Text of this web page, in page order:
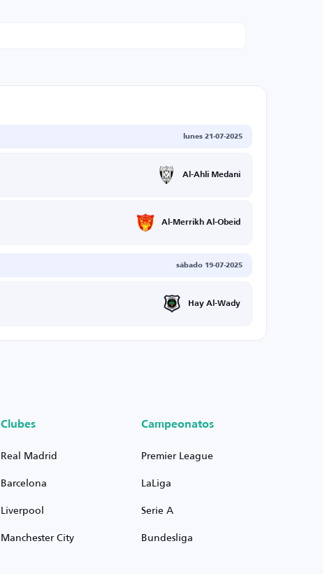
lunes 21-07-2025
Al-Ahli Medani
Al-Merrikh Al-Obeid
sábado 19-07-2025
Hay Al-Wady
Clubes
Real Madrid
Barcelona
Liverpool
Manchester City
Campeonatos
Premier League
LaLiga
Serie A
Bundesliga